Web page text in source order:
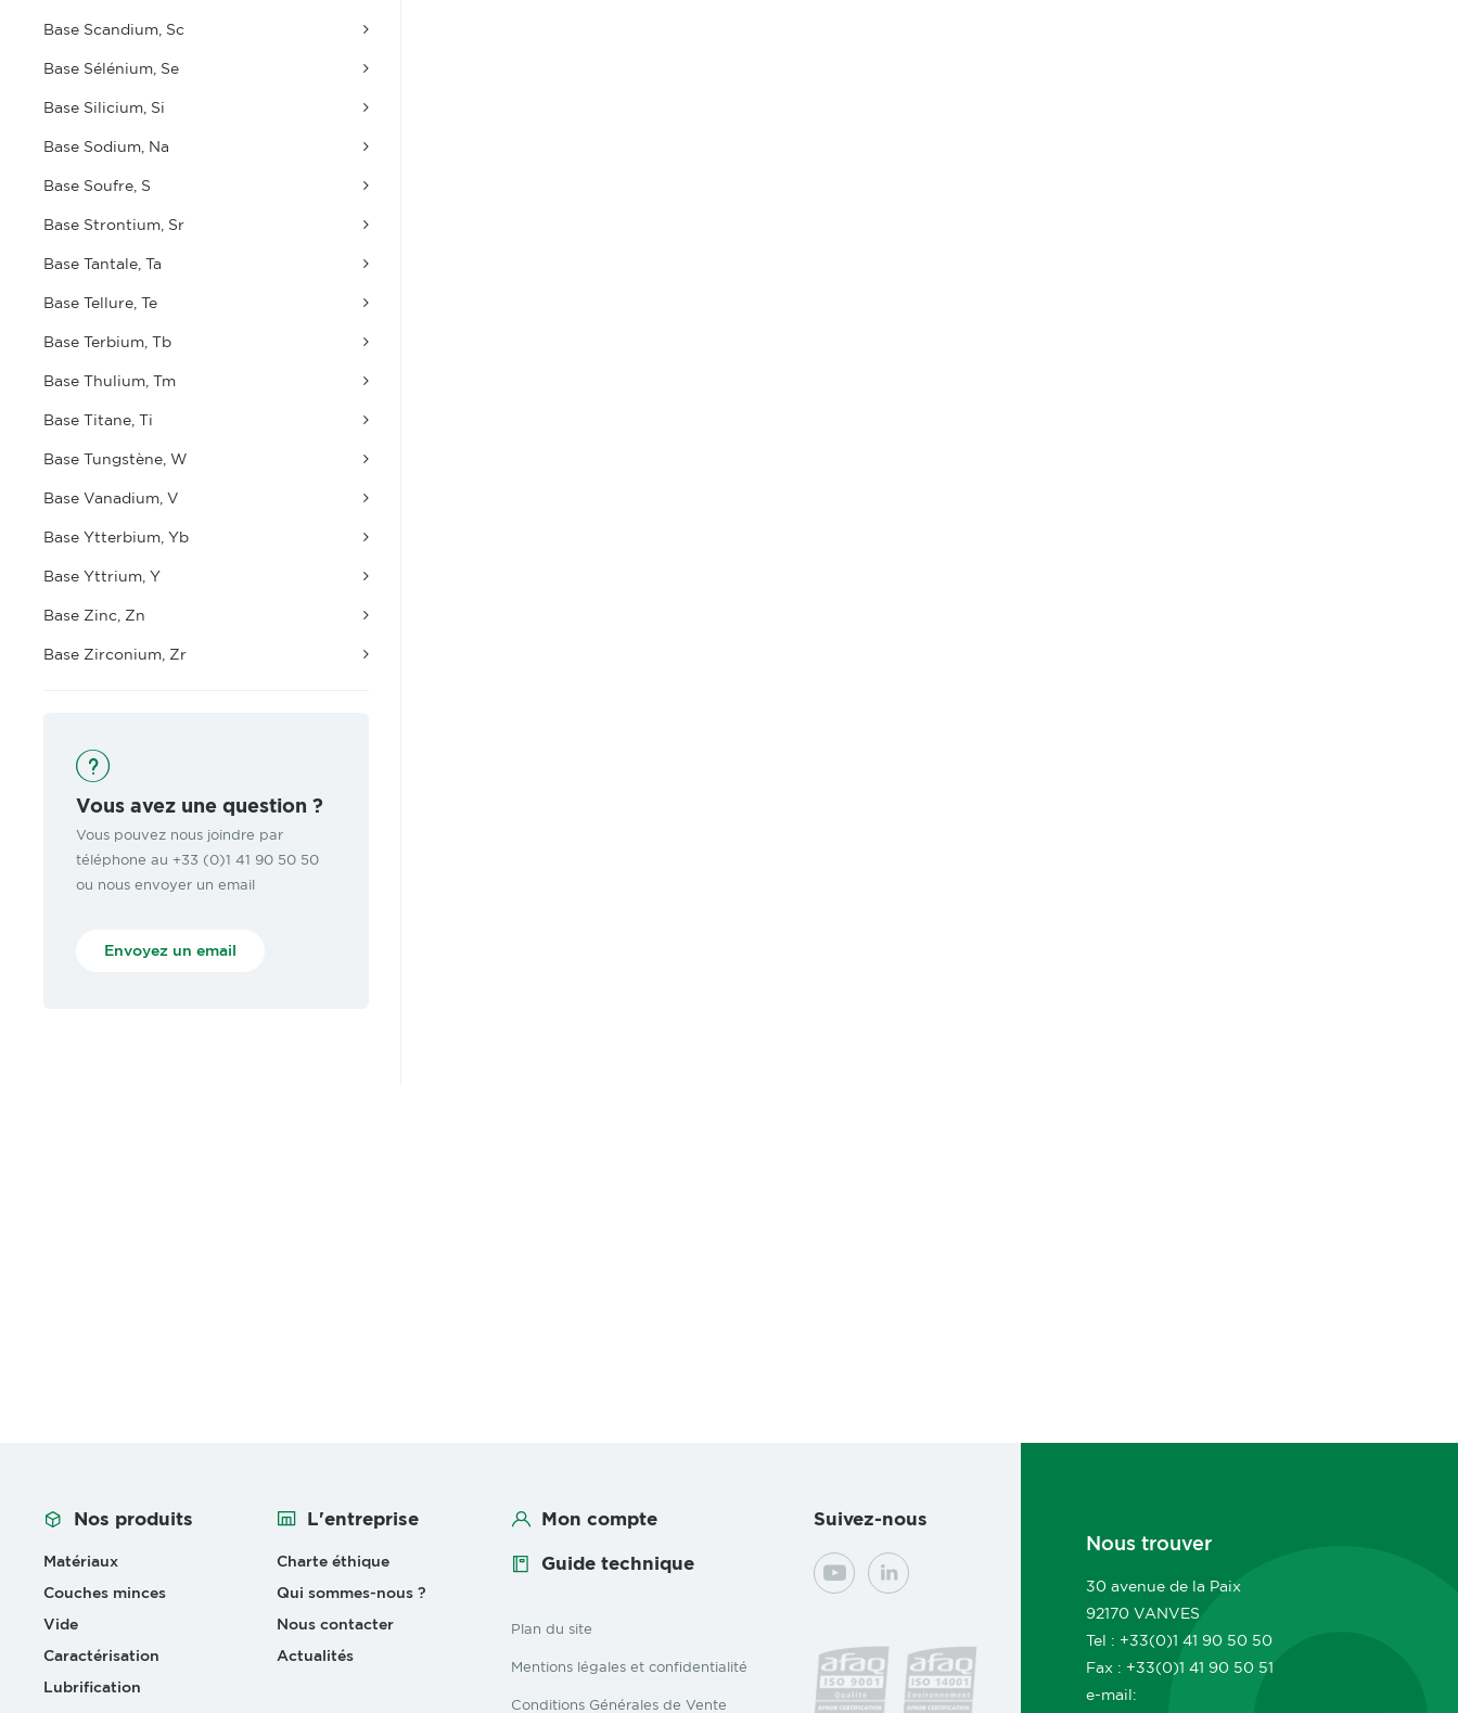
Base Scandium, Sc
Base Sélénium, Se
Base Silicium, Si
Base Sodium, Na
Base Soufre, S
Base Strontium, Sr
Base Tantale, Ta
Base Tellure, Te
Base Terbium, Tb
Base Thulium, Tm
Base Titane, Ti
Base Tungstène, W
Base Vanadium, V
Base Ytterbium, Yb
Base Yttrium, Y
Base Zinc, Zn
Base Zirconium, Zr
Vous avez une question ?
Vous pouvez nous joindre par
téléphone au +33 (0)1 41 90 50 50
ou nous envoyer un email
Envoyez un email
Nos produits
Matériaux
Couches minces
Vide
Caractérisation
Lubrification
L'entreprise
Charte éthique
Qui sommes-nous ?
Nous contacter
Actualités
Mon compte
Guide technique
Suivez-nous
YouTubeLinkedIn
Plan du site
Mentions légales et confidentialité
Conditions Générales de Vente
Nous trouver
30 avenue de la Paix
92170 VANVES
Tel : +33(0)1 41 90 50 50
Fax : +33(0)1 41 90 50 51
e-mail: